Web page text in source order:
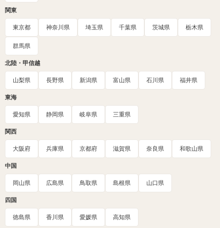
関東
東京都 神奈川県 埼玉県 千葉県 茨城県 栃木県
群馬県
北陸・甲信越
山梨県 長野県 新潟県 富山県 石川県 福井県
東海
愛知県 静岡県 岐阜県 三重県
関西
大阪府 兵庫県 京都府 滋賀県 奈良県 和歌山県
中国
岡山県 広島県 鳥取県 島根県 山口県
四国
徳島県 香川県 愛媛県 高知県